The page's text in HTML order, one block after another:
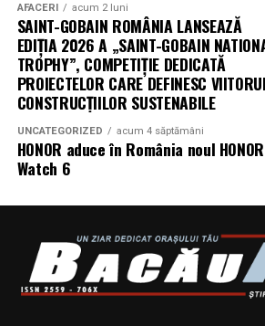
Producător asociat: MAGNETIC
Producător: Claudiu Boboc
Producător executiv: Adela Mara
Manager producție: Iulia Cezara Roșu
Casting: ELEPHANT MEDIA
Co-finanțatori:
C&C HOUSE
CORPORATION WEB DESIGN, CLIMA
AFACERI acum 2 luni
SAINT-GOBAIN ROMÂNIA LANSEAZĂ
EDIȚIA 2026 A „SAINT-GOBAIN
TROPHY”, COMPETIȚIE DEDICATĂ
PROIECTELOR CARE DEFINESC
CONSTRUCȚIILOR SUSTENABILE
UNCATEGORIZED acum 4 săptămâni
HONOR aduce în România noul HONOR
Watch 6